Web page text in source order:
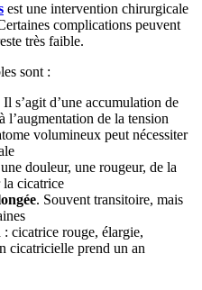
est une intervention chirurgicale
complications peuvent
très faible.
sont :
s’agit d’une accumulation de
l’augmentation de la tension
volumineux peut nécessiter
douleur, une rougeur, de la
cicatrice
. Souvent transitoire, mais
: cicatrice rouge, élargie,
cicatricielle prend un an